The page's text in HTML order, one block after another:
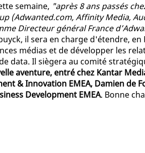
semaine, "après 8 ans passés
(Adwanted.com, Affinity Media,
Directeur général France
il sera en charge d'étendre, en
médias et de développer les
data. Il siègera au comité
aventure, entré chez Kantar
& Innovation EMEA, Damien de
Development EMEA. Bonne